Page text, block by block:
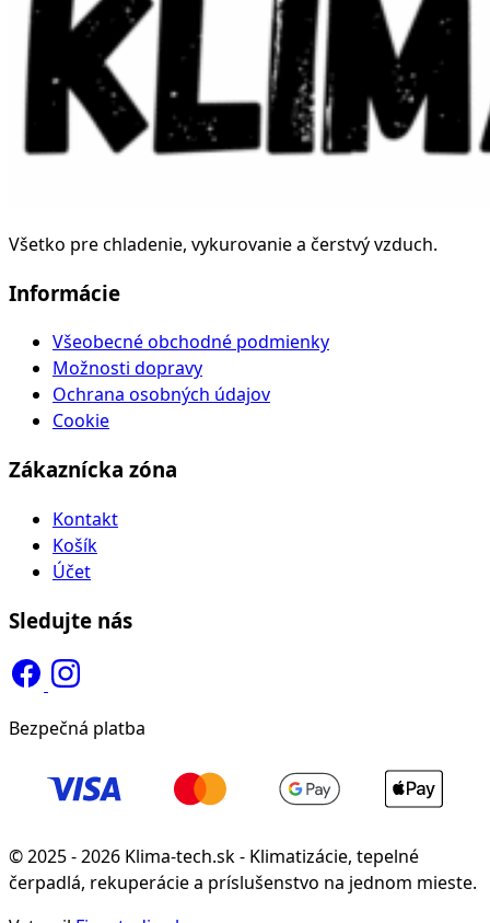
Všetko pre chladenie, vykurovanie a čerstvý vzduch.
Informácie
Všeobecné obchodné podmienky
Možnosti dopravy
Ochrana osobných údajov
Cookie
Zákaznícka zóna
Kontakt
Košík
Účet
Sledujte nás
Bezpečná platba
© 2025 - 2026 Klima-tech.sk - Klimatizácie, tepelné
čerpadlá, rekuperácie a príslušenstvo na jednom mieste.